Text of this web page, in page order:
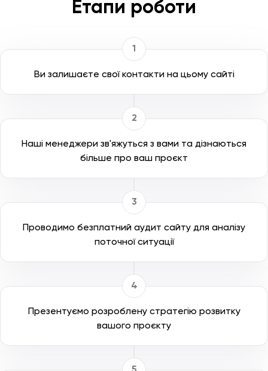
Етапи роботи
Ви залишаєте свої контакти на цьому сайті
Наші менеджери зв'яжуться з вами та дізнаються
більше про ваш проєкт
Проводимо безплатний аудит сайту для аналізу
поточної ситуації
Презентуємо розроблену стратегію розвитку
вашого проєкту